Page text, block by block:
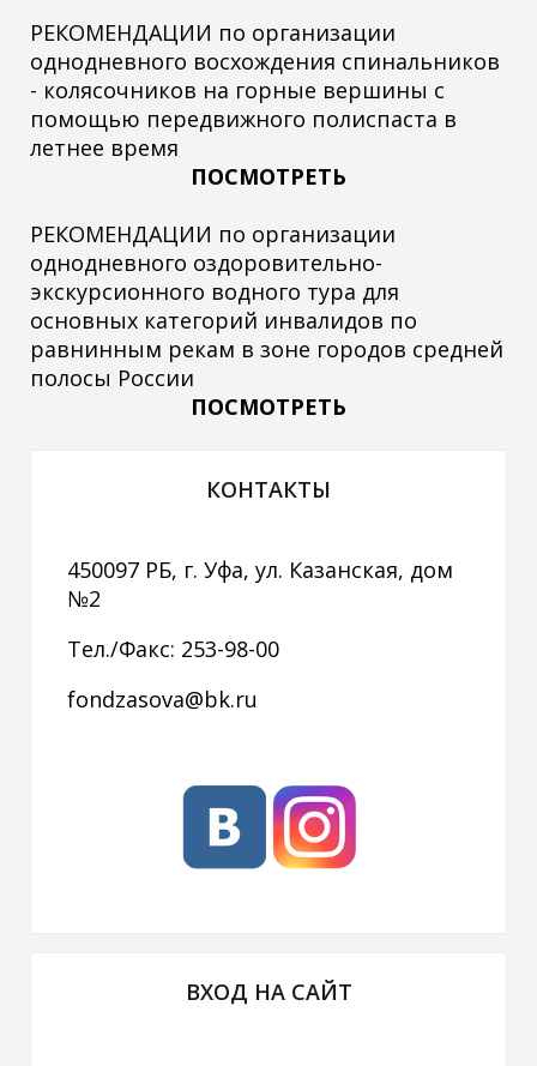
РЕКОМЕНДАЦИИ по организации
однодневного восхождения спинальников
- колясочников на горные вершины с
помощью передвижного полиспаста в
летнее время
ПОСМОТРЕТЬ
РЕКОМЕНДАЦИИ по организации
однодневного оздоровительно-
экскурсионного водного тура для
основных категорий инвалидов по
равнинным рекам в зоне городов средней
полосы России
ПОСМОТРЕТЬ
КОНТАКТЫ
450097 РБ, г. Уфа, ул. Казанская, дом
№2
Тел./Факс: 253-98-00
fondzasova@bk.ru
ВХОД НА САЙТ